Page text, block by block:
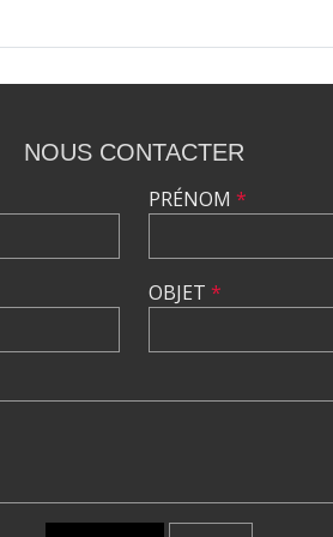
NOUS CONTACTER
PRÉNOM *
OBJET *